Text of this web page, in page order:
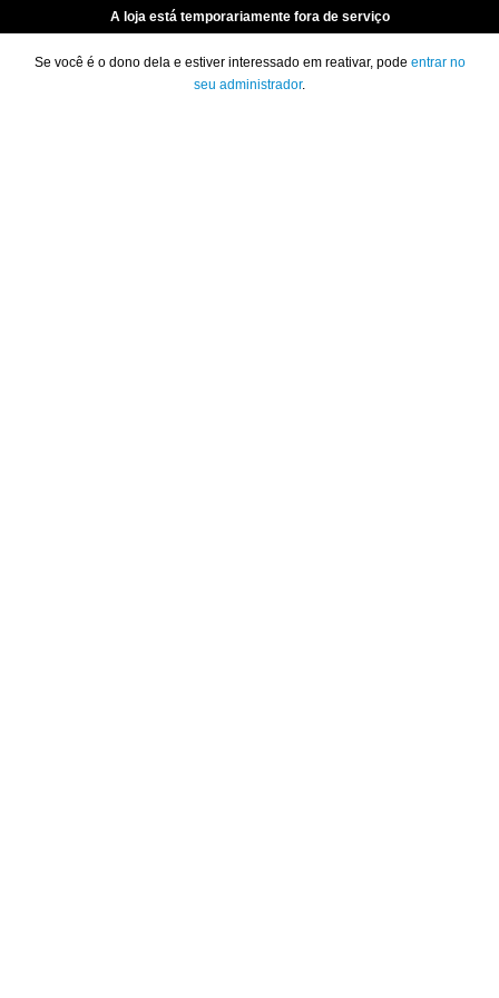
A loja está temporariamente fora de serviço
Se você é o dono dela e estiver interessado em reativar, pode entrar no
seu administrador.